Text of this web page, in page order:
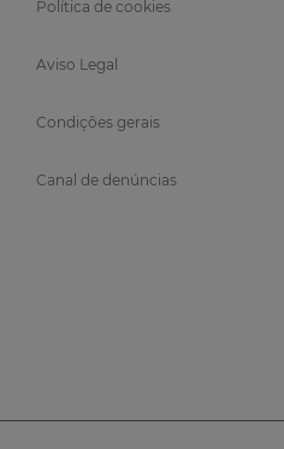
Política de cookies
Aviso Legal
Condições gerais
Canal de denúncias